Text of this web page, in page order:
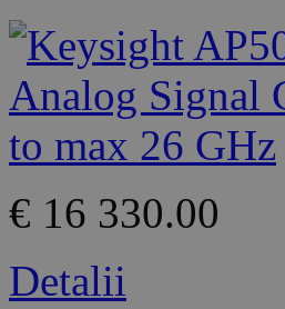
€ 16 330.00
Detalii